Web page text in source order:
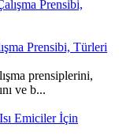
Prensibi, Türleri
prensiplerini,
ve b...